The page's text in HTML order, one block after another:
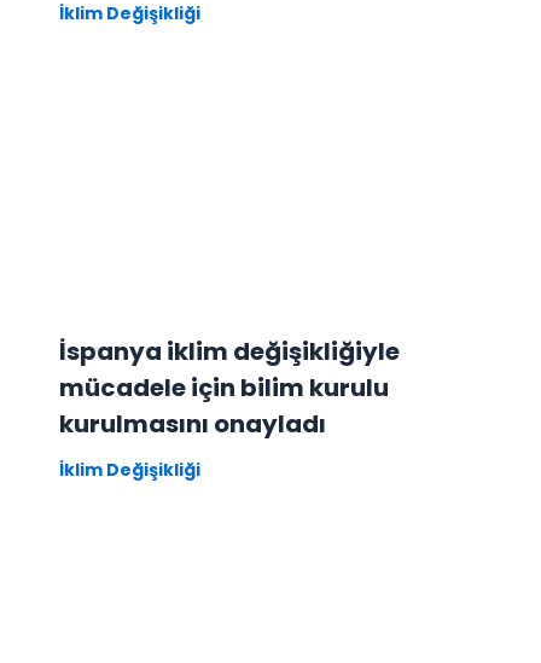
İklim Değişikliği
İspanya iklim değişikliğiyle
mücadele için bilim kurulu
kurulmasını onayladı
İklim Değişikliği